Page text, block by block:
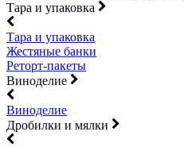
Тара и упаковка
Тара и упаковка
Жестяные банки
Реторт-пакеты
Виноделие
Виноделие
Дробилки и мялки